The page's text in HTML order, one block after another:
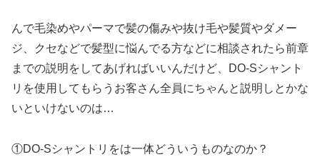
んで毛染めやパーマで髪の傷みや抜け毛や髪質やダメー
ジ、クセなどで髪型に悩んでる方などに相談されたら前章
までの説明をしてあげればいいんだけど、DO-Sシャント
リを使用してもらうお客さん全員にちゃんと説明しとかな
いといけないのは…
①DO-Sシャントリをは一体どういうものなのか？